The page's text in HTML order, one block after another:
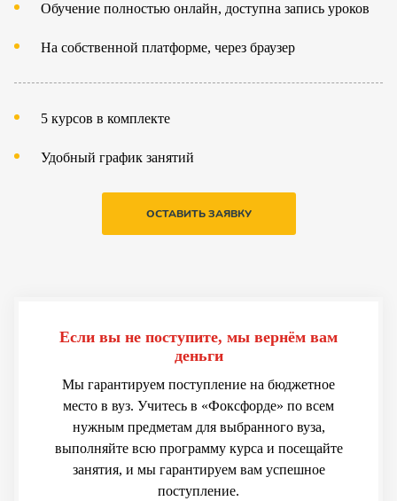
Обучение полностью онлайн, доступна запись уроков
На собственной платформе, через браузер
5 курсов в комплекте
Удобный график занятий
ОСТАВИТЬ ЗАЯВКУ
Если вы не поступите, мы вернём вам
деньги
Мы гарантируем поступление на бюджетное
место в вуз. Учитесь в «Фоксфорде» по всем
нужным предметам для выбранного вуза,
выполняйте всю программу курса и посещайте
занятия, и мы гарантируем вам успешное
поступление.